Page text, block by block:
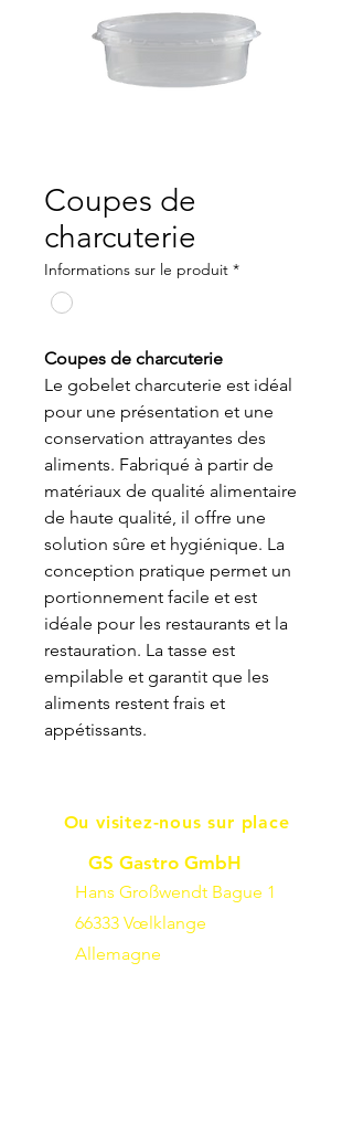
Coupes de
charcuterie
Informations sur le produit *
Coupes de charcuterie
Le gobelet charcuterie est idéal
pour une présentation et une
conservation attrayantes des
aliments. Fabriqué à partir de
matériaux de qualité alimentaire
de haute qualité, il offre une
solution sûre et hygiénique. La
conception pratique permet un
portionnement facile et est
idéale pour les restaurants et la
restauration. La tasse est
empilable et garantit que les
aliments restent frais et
appétissants.
Ou visitez-nous sur place
GS Gastro GmbH
Hans Großwendt Bague 1
66333 Vœlklange
Allemagne